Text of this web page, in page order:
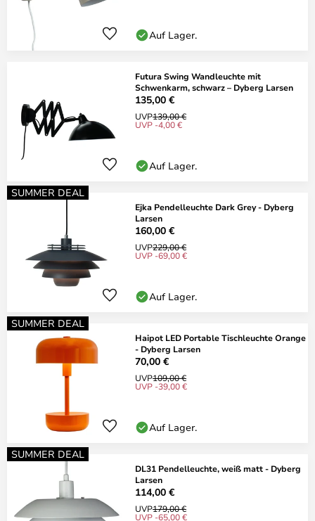
Auf Lager.
Futura Swing Wandleuchte mit
Schwenkarm, schwarz – Dyberg Larsen
135,00 €
UVP139,00 €
UVP -4,00 €
Auf Lager.
SUMMER DEAL
Ejka Pendelleuchte Dark Grey - Dyberg
Larsen
160,00 €
UVP229,00 €
UVP -69,00 €
Auf Lager.
SUMMER DEAL
Haipot LED Portable Tischleuchte Orange
- Dyberg Larsen
70,00 €
UVP109,00 €
UVP -39,00 €
Auf Lager.
SUMMER DEAL
DL31 Pendelleuchte, weiß matt - Dyberg
Larsen
114,00 €
UVP179,00 €
UVP -65,00 €